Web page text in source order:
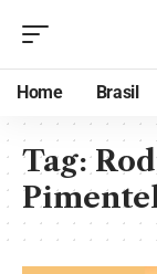
Home Brasil
Tag: